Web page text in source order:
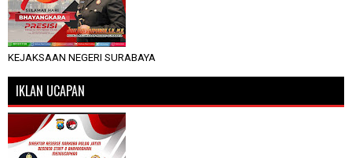
KEJAKSAAN NEGERI SURABAYA
IKLAN UCAPAN